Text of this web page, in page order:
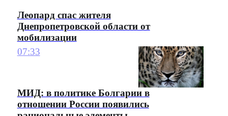
Леопард спас жителя
Днепропетровской области от
мобилизации
07:33
МИД: в политике Болгарии в
отношении России появились